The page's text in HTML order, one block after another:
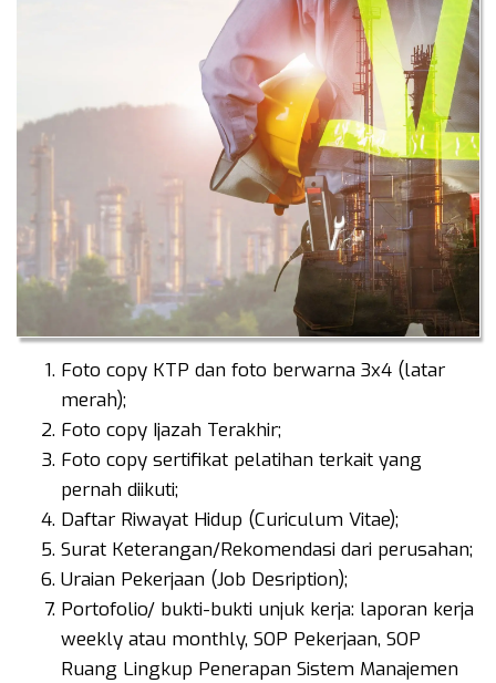
Foto copy KTP dan foto berwarna 3x4 (latar
merah);
Foto copy Ijazah Terakhir;
Foto copy sertifikat pelatihan terkait yang
pernah diikuti;
Daftar Riwayat Hidup (Curiculum Vitae);
Surat Keterangan/Rekomendasi dari perusahan;
Uraian Pekerjaan (Job Desription);
Portofolio/ bukti-bukti unjuk kerja: laporan kerja
weekly atau monthly, SOP Pekerjaan, SOP
Ruang Lingkup Penerapan Sistem Manajemen